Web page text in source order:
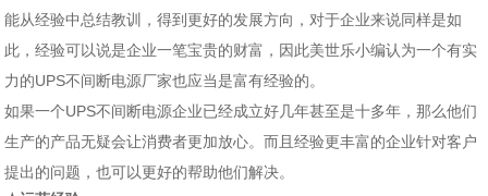
能从经验中总结教训，得到更好的发展方向，对于企业来说同样是如
此，经验可以说是企业一笔宝贵的财富，因此美世乐小编认为一个有实
力的UPS不间断电源厂家也应当是富有经验的。
如果一个UPS不间断电源企业已经成立好几年甚至是十多年，那么他们
生产的产品无疑会让消费者更加放心。而且经验更丰富的企业针对客户
提出的问题，也可以更好的帮助他们解决。